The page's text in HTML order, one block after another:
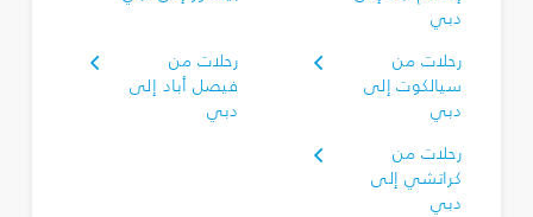
دبي
رحلات من
سيالكوت إلى
دبي
رحلات من
فيصل أباد إلى
دبي
رحلات من
كراتشي إلى
دبي